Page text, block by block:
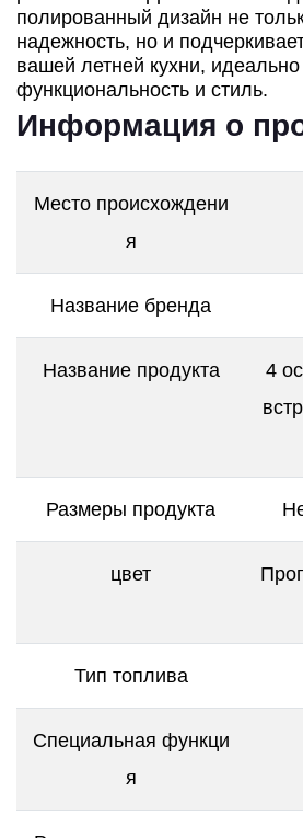
полированный дизайн не
надежность, но и
вашей летней кухни,
функциональность и стиль.
Информация о
Место происхождени
я
Название бренда
Название продукта
4
Размеры продукта
цвет
Тип топлива
Специальная функци
я